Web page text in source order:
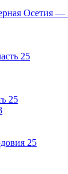
Осетия
25
25
25